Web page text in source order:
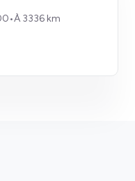
•À 3336 km